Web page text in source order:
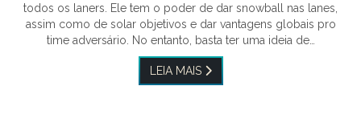
todos os laners. Ele tem o poder de dar snowball nas lanes,
assim como de solar objetivos e dar vantagens globais pro
time adversário. No entanto, basta ter uma ideia de…
LEIA MAIS